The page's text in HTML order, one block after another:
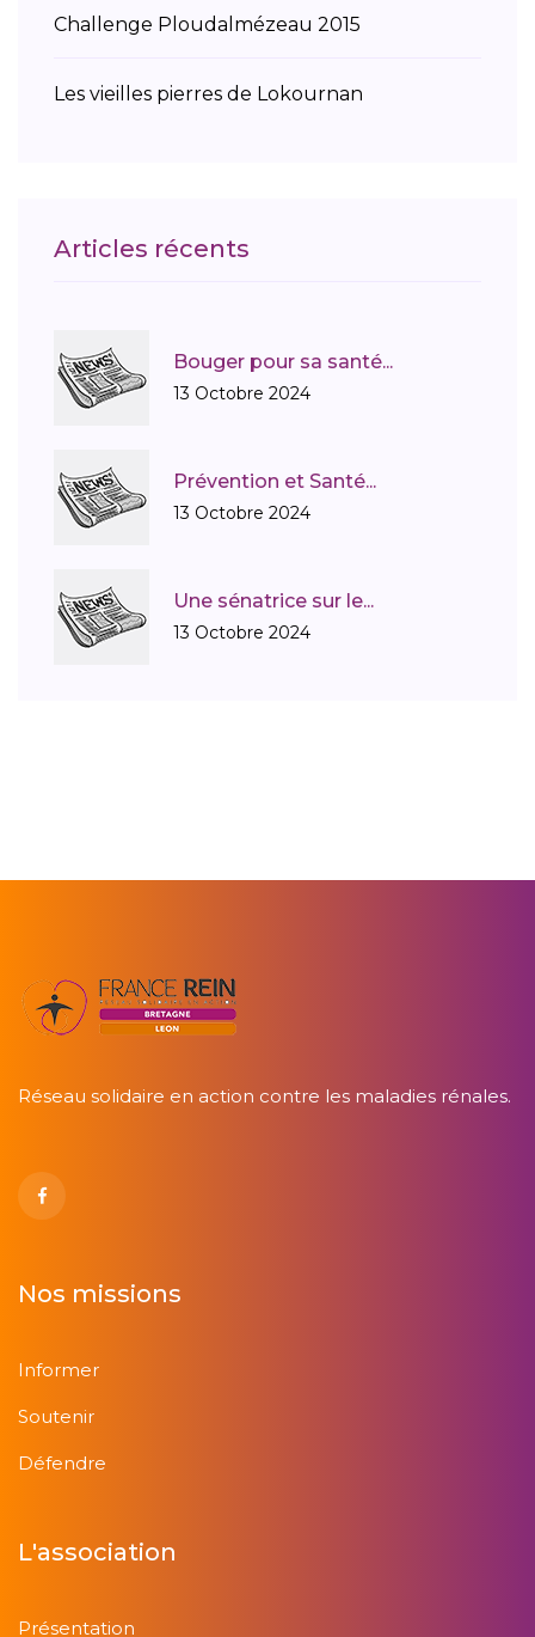
Challenge Ploudalmézeau 2015
Les vieilles pierres de Lokournan
Articles récents
Bouger pour sa santé...
13 Octobre 2024
Prévention et Santé...
13 Octobre 2024
Une sénatrice sur le...
13 Octobre 2024
Réseau solidaire en action contre les maladies rénales.
Nos missions
Informer
Soutenir
Défendre
L'association
Présentation